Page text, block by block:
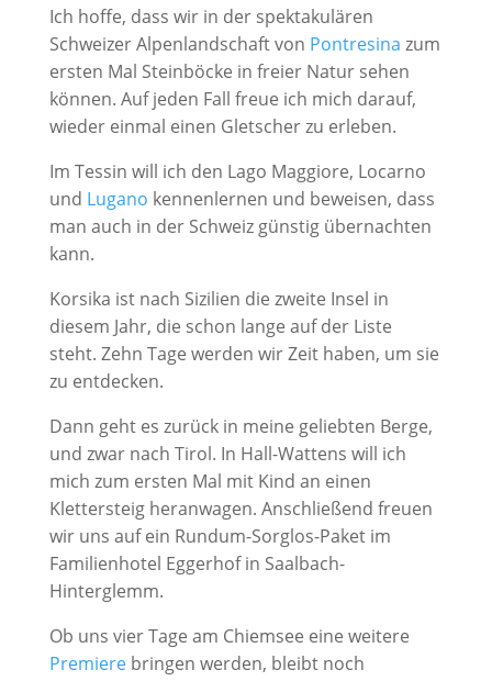
Ich hoffe, dass wir in der spektakulären
Schweizer Alpenlandschaft von Pontresina zum
ersten Mal Steinböcke in freier Natur sehen
können. Auf jeden Fall freue ich mich darauf,
wieder einmal einen Gletscher zu erleben.
Im Tessin will ich den Lago Maggiore, Locarno
und Lugano kennenlernen und beweisen, dass
man auch in der Schweiz günstig übernachten
kann.
Korsika ist nach Sizilien die zweite Insel in
diesem Jahr, die schon lange auf der Liste
steht. Zehn Tage werden wir Zeit haben, um sie
zu entdecken.
Dann geht es zurück in meine geliebten Berge,
und zwar nach Tirol. In Hall-Wattens will ich
mich zum ersten Mal mit Kind an einen
Klettersteig heranwagen. Anschließend freuen
wir uns auf ein Rundum-Sorglos-Paket im
Familienhotel Eggerhof in Saalbach-
Hinterglemm.
Ob uns vier Tage am Chiemsee eine weitere
Premierebringen werden, bleibt noch